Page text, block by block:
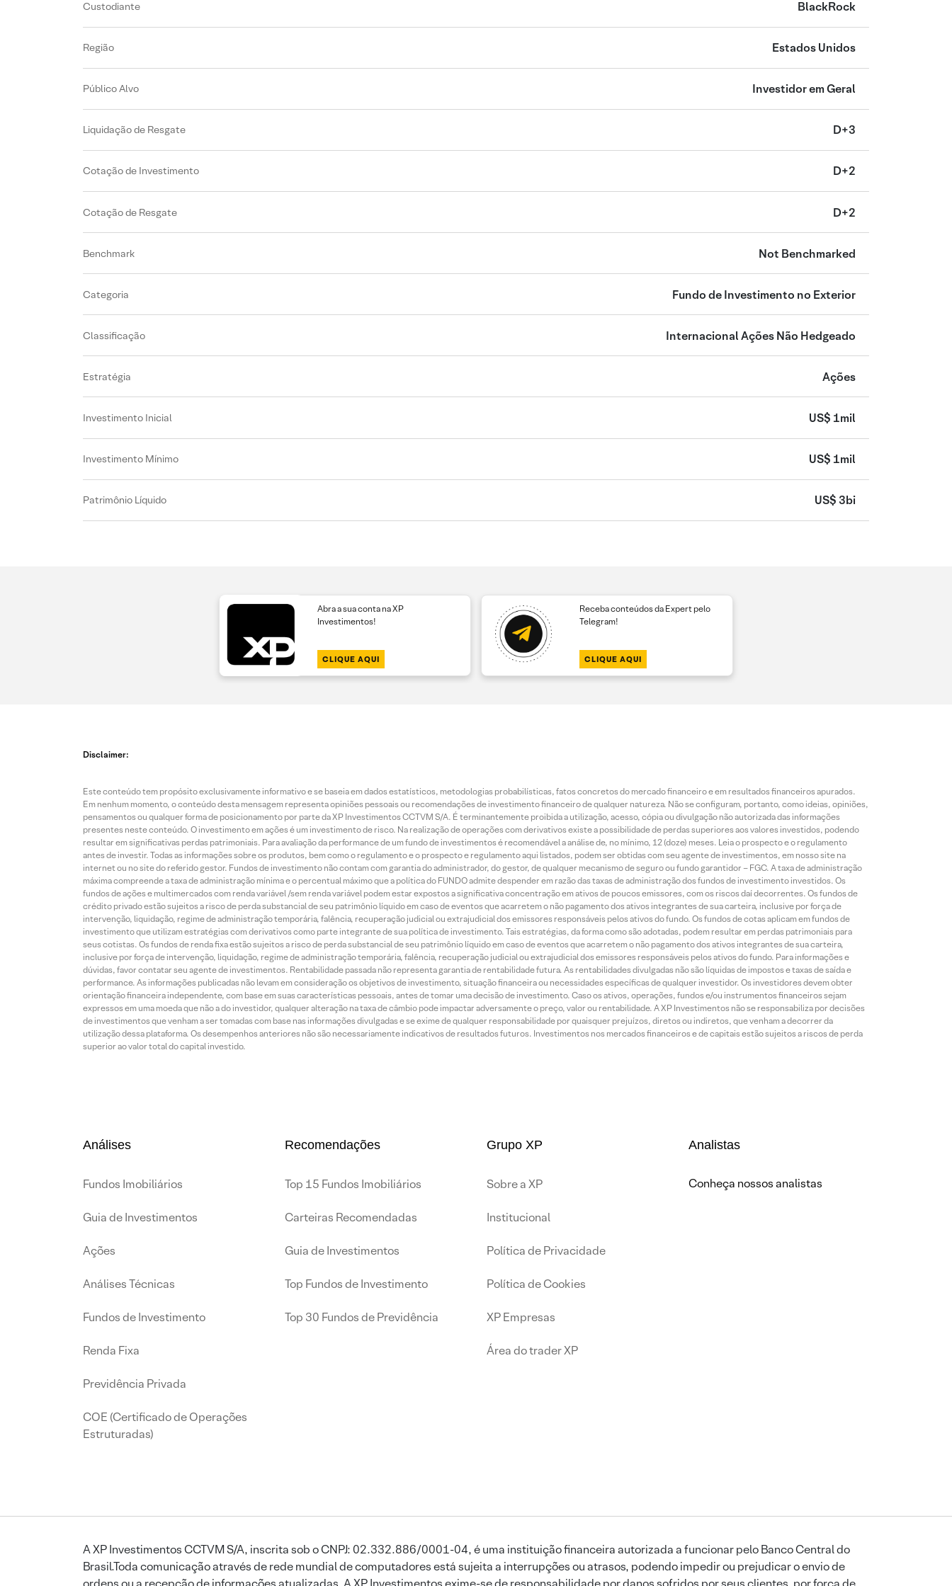
Custodiante BlackRock
Região Estados Unidos
Público Alvo Investidor em Geral
Liquidação de Resgate D+3
Cotação de Investimento D+2
Cotação de Resgate D+2
Benchmark Not Benchmarked
Categoria Fundo de Investimento no Exterior
Classificação Internacional Ações Não Hedgeado
Estratégia Ações
Investimento Inicial US$ 1mil
Investimento Mínimo US$ 1mil
Patrimônio Líquido US$ 3bi
Abra a sua conta na XP
Investimentos!
CLIQUE AQUI
Receba conteúdos da Expert pelo
Telegram!
CLIQUE AQUI
Disclaimer:
Este conteúdo tem propósito exclusivamente informativo e se baseia em dados estatísticos, metodologias probabilísticas, fatos concretos do mercado financeiro e em resultados financeiros apurados.
Em nenhum momento, o conteúdo desta mensagem representa opiniões pessoais ou recomendações de investimento financeiro de qualquer natureza. Não se configuram, portanto, como ideias, opiniões,
pensamentos ou qualquer forma de posicionamento por parte da XP Investimentos CCTVM S/A. É terminantemente proibida a utilização, acesso, cópia ou divulgação não autorizada das informações
presentes neste conteúdo. O investimento em ações é um investimento de risco. Na realização de operações com derivativos existe a possibilidade de perdas superiores aos valores investidos, podendo
resultar em significativas perdas patrimoniais. Para avaliação da performance de um fundo de investimentos é recomendável a análise de, no mínimo, 12 (doze) meses. Leia o prospecto e o regulamento
antes de investir. Todas as informações sobre os produtos, bem como o regulamento e o prospecto e regulamento aqui listados, podem ser obtidas com seu agente de investimentos, em nosso site na
internet ou no site do referido gestor. Fundos de investimento não contam com garantia do administrador, do gestor, de qualquer mecanismo de seguro ou fundo garantidor – FGC. A taxa de administração
máxima compreende a taxa de administração mínima e o percentual máximo que a política do FUNDO admite despender em razão das taxas de administração dos fundos de investimento investidos. Os
fundos de ações e multimercados com renda variável /sem renda variável podem estar expostos a significativa concentração em ativos de poucos emissores, com os riscos daí decorrentes. Os fundos de
crédito privado estão sujeitos a risco de perda substancial de seu patrimônio líquido em caso de eventos que acarretem o não pagamento dos ativos integrantes de sua carteira, inclusive por força de
intervenção, liquidação, regime de administração temporária, falência, recuperação judicial ou extrajudicial dos emissores responsáveis pelos ativos do fundo. Os fundos de cotas aplicam em fundos de
investimento que utilizam estratégias com derivativos como parte integrante de sua política de investimento. Tais estratégias, da forma como são adotadas, podem resultar em perdas patrimoniais para
seus cotistas. Os fundos de renda fixa estão sujeitos a risco de perda substancial de seu patrimônio líquido em caso de eventos que acarretem o não pagamento dos ativos integrantes de sua carteira,
inclusive por força de intervenção, liquidação, regime de administração temporária, falência, recuperação judicial ou extrajudicial dos emissores responsáveis pelos ativos do fundo. Para informações e
dúvidas, favor contatar seu agente de investimentos. Rentabilidade passada não representa garantia de rentabilidade futura. As rentabilidades divulgadas não são líquidas de impostos e taxas de saída e
performance. As informações publicadas não levam em consideração os objetivos de investimento, situação financeira ou necessidades específicas de qualquer investidor. Os investidores devem obter
orientação financeira independente, com base em suas características pessoais, antes de tomar uma decisão de investimento. Caso os ativos, operações, fundos e/ou instrumentos financeiros sejam
expressos em uma moeda que não a do investidor, qualquer alteração na taxa de câmbio pode impactar adversamente o preço, valor ou rentabilidade. A XP Investimentos não se responsabiliza por decisões
de investimentos que venham a ser tomadas com base nas informações divulgadas e se exime de qualquer responsabilidade por quaisquer prejuízos, diretos ou indiretos, que venham a decorrer da
utilização dessa plataforma. Os desempenhos anteriores não são necessariamente indicativos de resultados futuros. Investimentos nos mercados financeiros e de capitais estão sujeitos a riscos de perda
superior ao valor total do capital investido.
Análises
Fundos Imobiliários
Guia de Investimentos
Ações
Análises Técnicas
Fundos de Investimento
Renda Fixa
Previdência Privada
COE (Certificado de Operações
Estruturadas)
Recomendações
Top 15 Fundos Imobiliários
Carteiras Recomendadas
Guia de Investimentos
Top Fundos de Investimento
Top 30 Fundos de Previdência
Grupo XP
Sobre a XP
Institucional
Política de Privacidade
Política de Cookies
XP Empresas
Área do trader XP
Analistas
Conheça nossos analistas
A XP Investimentos CCTVM S/A, inscrita sob o CNPJ: 02.332.886/0001-04, é uma instituição financeira autorizada a funcionar pelo Banco Central do
Brasil.Toda comunicação através de rede mundial de computadores está sujeita a interrupções ou atrasos, podendo impedir ou prejudicar o envio de